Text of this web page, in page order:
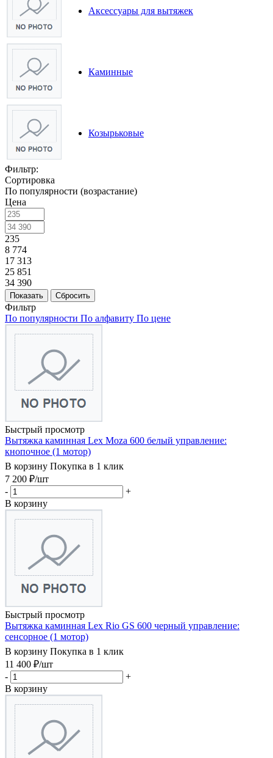
Аксессуары для вытяжек
Каминные
Козырьковые
Фильтр:
Сортировка
По популярности (возрастание)
Цена
235
8 774
17 313
25 851
34 390
Показать Сбросить
Фильтр
По популярности По алфавиту По цене
Быстрый просмотр
Вытяжка каминная Lex Moza 600 белый управление:
кнопочное (1 мотор)
В корзину Покупка в 1 клик
7 200 ₽/шт
-
+
В корзину
Быстрый просмотр
Вытяжка каминная Lex Rio GS 600 черный управление:
сенсорное (1 мотор)
В корзину Покупка в 1 клик
11 400 ₽/шт
-
+
В корзину